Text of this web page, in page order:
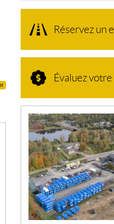
Réservez un
Évaluez
N
O
U
V
E
L
L
E
S